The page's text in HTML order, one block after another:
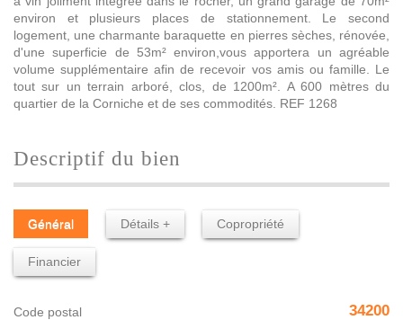
environ et plusieurs places de stationnement. Le second
logement, une charmante baraquette en pierres sèches, rénovée,
d'une superficie de 53m² environ,vous apportera un agréable
volume supplémentaire afin de recevoir vos amis ou famille. Le
tout sur un terrain arboré, clos, de 1200m². A 600 mètres du
quartier de la Corniche et de ses commodités. REF 1268
descriptif du bien
Général Détails + Copropriété
Financier
Code postal 34200